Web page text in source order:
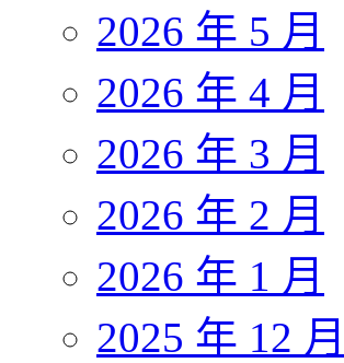
2026 年 5 月
2026 年 4 月
2026 年 3 月
2026 年 2 月
2026 年 1 月
2025 年 12 月